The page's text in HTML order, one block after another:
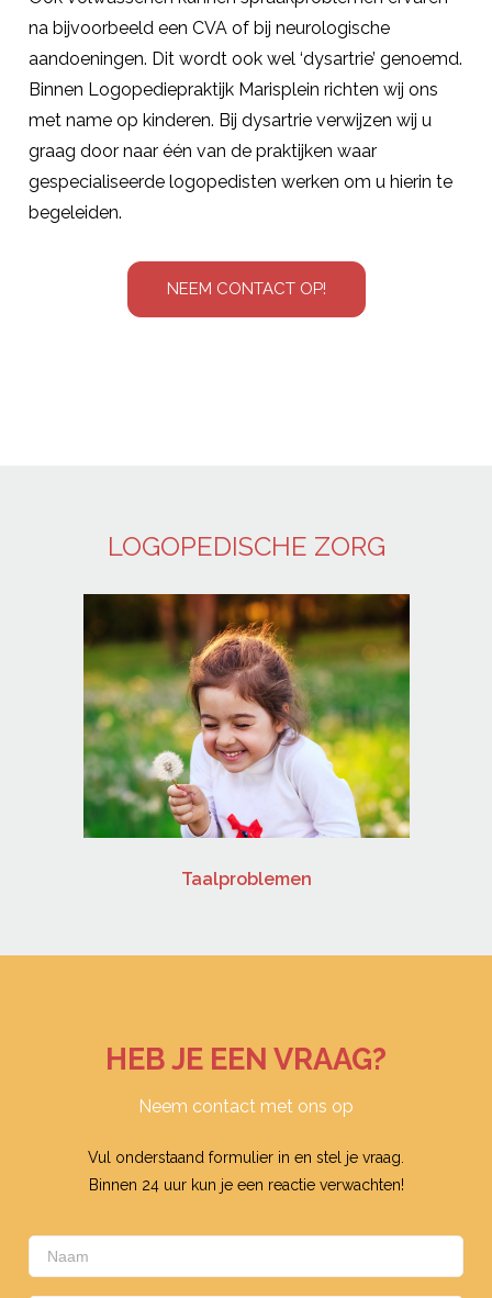
na bijvoorbeeld een CVA of bij neurologische
aandoeningen. Dit wordt ook wel ‘dysartrie’ genoemd.
Binnen Logopediepraktijk Marisplein richten wij ons
met name op kinderen. Bij dysartrie verwijzen wij u
graag door naar één van de praktijken waar
gespecialiseerde logopedisten werken om u hierin te
begeleiden.
NEEM CONTACT OP!
LOGOPEDISCHE ZORG
Taalproblemen
HEB JE EEN VRAAG?
Neem contact met ons op
Vul onderstaand formulier in en stel je vraag.
Binnen 24 uur kun je een reactie verwachten!